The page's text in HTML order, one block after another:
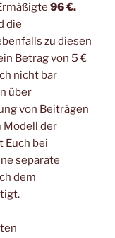
96 €.
die
zu diesen
Betrag von 5 €
nicht bar
über
von Beiträgen
Modell der
Euch bei
separate
dem